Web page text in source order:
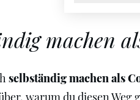
machen
selbständig machen als
warum du diesen